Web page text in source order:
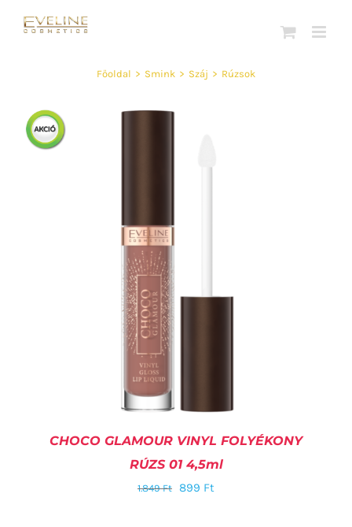
Főoldal > Smink > Száj > Rúzsok
CHOCO GLAMOUR VINYL FOLYÉKONY
RÚZS 01 4,5ml
1.849Ft 899 Ft